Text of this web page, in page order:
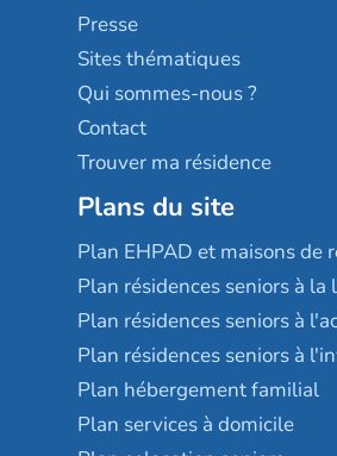
Sérénys
Résidences services Villa
Presse
Sites thématiques
Qui sommes-nous ?
Contact
Trouver ma résidence
Plans du site
Plan EHPAD et maisons de
Plan résidences seniors à la
Plan résidences seniors à
Plan résidences seniors à
Plan hébergement familial
Plan services à domicile